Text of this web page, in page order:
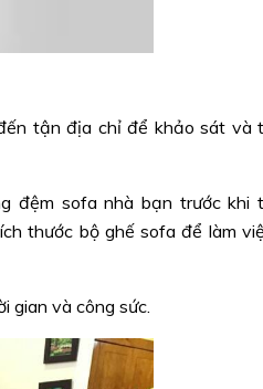
tận địa chỉ để khảo sát và
đệm sofa nhà bạn trước khi
thước bộ ghế sofa để làm
gian và công sức.